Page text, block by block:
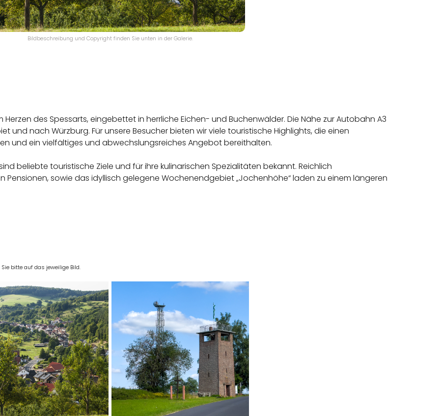
Bildbeschreibung und Copyright finden Sie unten in der Galerie.
des Spessarts, eingebettet in herrliche Eichen- und Buchenwälder. Die Nähe zur Autobahn A3
und nach Würzburg. Für unsere Besucher bieten wir viele touristische Highlights, die einen
und ein vielfältiges und abwechslungsreiches Angebot bereithalten.
beliebte touristische Ziele und für ihre kulinarischen Spezialitäten bekannt. Reichlich
Pensionen, sowie das idyllisch gelegene Wochenendgebiet „Jochenhöhe“ laden zu einem längeren
bitte auf das jeweilige Bild.